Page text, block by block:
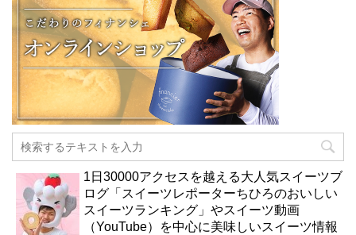
1日30000アクセスを越える大人気スイーツブ
ログ「スイーツレポーターちひろのおいしい
スイーツランキング」やスイーツ動画
（YouTube）を中心に美味しいスイーツ情報